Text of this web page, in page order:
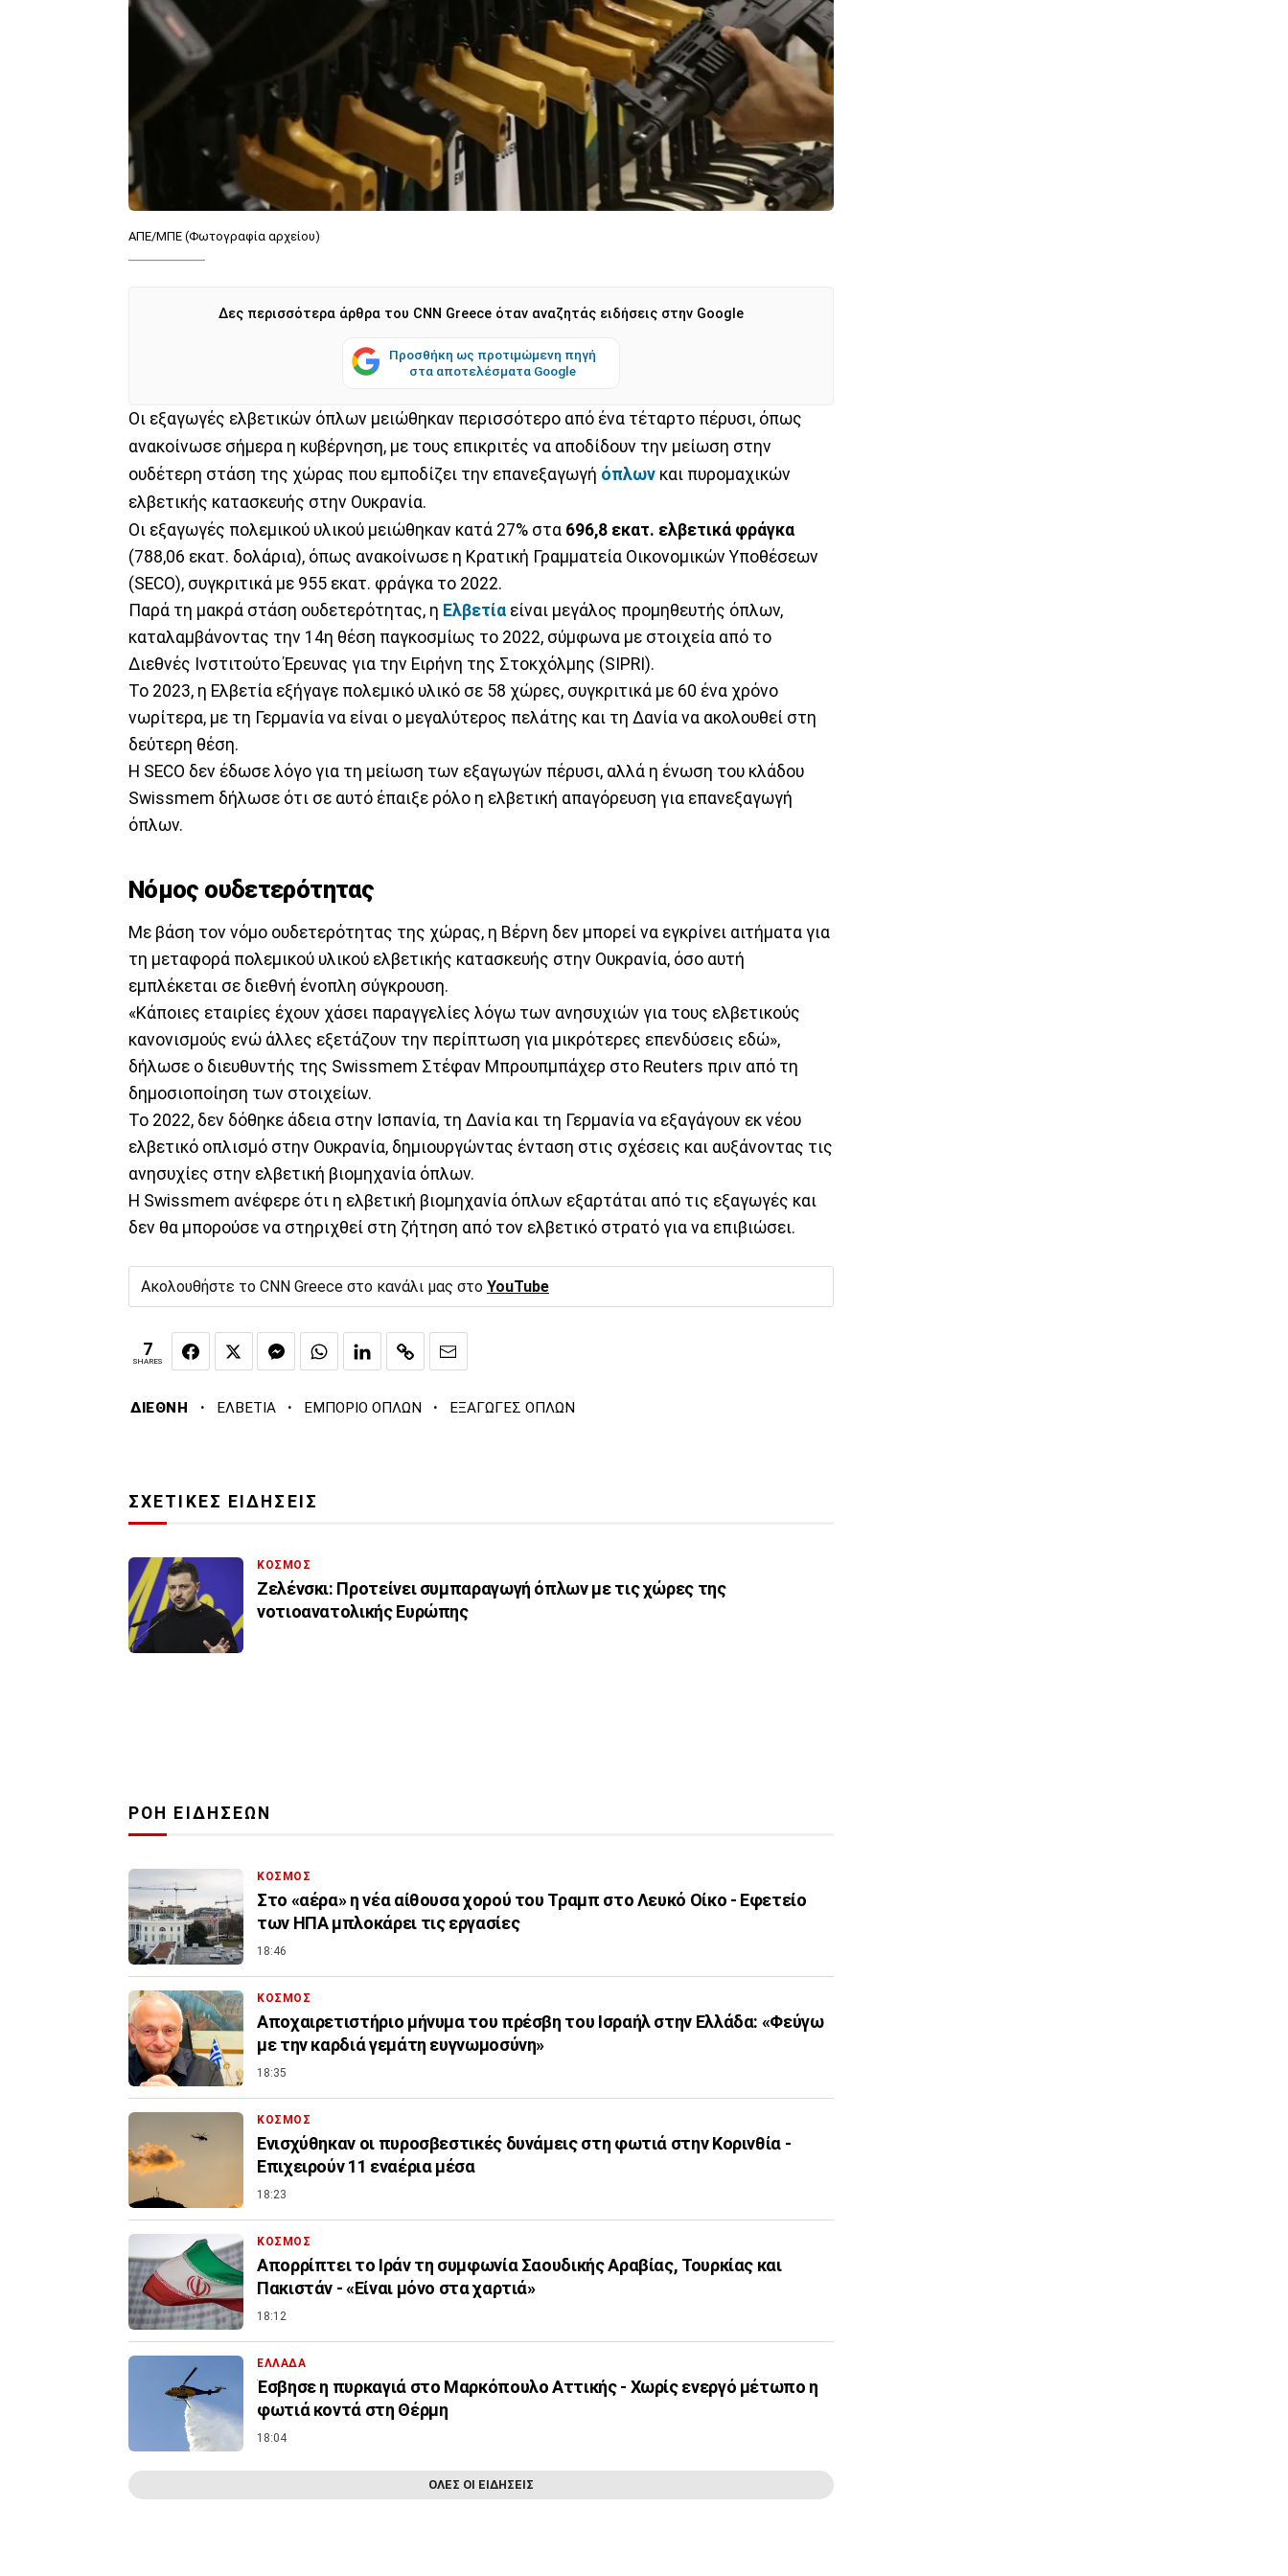
ΑΠΕ/ΜΠΕ (Φωτογραφία αρχείου)
Δες περισσότερα άρθρα του CNN Greece όταν αναζητάς ειδήσεις στην Google
Προσθήκη ως προτιμώμενη πηγή
στα αποτελέσματα Google
Οι εξαγωγές ελβετικών όπλων μειώθηκαν περισσότερο από ένα τέταρτο πέρυσι, όπως
ανακοίνωσε σήμερα η κυβέρνηση, με τους επικριτές να αποδίδουν την μείωση στην
ουδέτερη στάση της χώρας που εμποδίζει την επανεξαγωγή όπλων και πυρομαχικών
ελβετικής κατασκευής στην Ουκρανία.
Οι εξαγωγές πολεμικού υλικού μειώθηκαν κατά 27% στα 696,8 εκατ. ελβετικά φράγκα
(788,06 εκατ. δολάρια), όπως ανακοίνωσε η Κρατική Γραμματεία Οικονομικών Υποθέσεων
(SECO), συγκριτικά με 955 εκατ. φράγκα το 2022.
Παρά τη μακρά στάση ουδετερότητας, η Ελβετία είναι μεγάλος προμηθευτής όπλων,
καταλαμβάνοντας την 14η θέση παγκοσμίως το 2022, σύμφωνα με στοιχεία από το
Διεθνές Ινστιτούτο Έρευνας για την Ειρήνη της Στοκχόλμης (SIPRI).
Το 2023, η Ελβετία εξήγαγε πολεμικό υλικό σε 58 χώρες, συγκριτικά με 60 ένα χρόνο
νωρίτερα, με τη Γερμανία να είναι ο μεγαλύτερος πελάτης και τη Δανία να ακολουθεί στη
δεύτερη θέση.
Η SECO δεν έδωσε λόγο για τη μείωση των εξαγωγών πέρυσι, αλλά η ένωση του κλάδου
Swissmem δήλωσε ότι σε αυτό έπαιξε ρόλο η ελβετική απαγόρευση για επανεξαγωγή
όπλων.
Νόμος ουδετερότητας
Με βάση τον νόμο ουδετερότητας της χώρας, η Βέρνη δεν μπορεί να εγκρίνει αιτήματα για
τη μεταφορά πολεμικού υλικού ελβετικής κατασκευής στην Ουκρανία, όσο αυτή
εμπλέκεται σε διεθνή ένοπλη σύγκρουση.
«Κάποιες εταιρίες έχουν χάσει παραγγελίες λόγω των ανησυχιών για τους ελβετικούς
κανονισμούς ενώ άλλες εξετάζουν την περίπτωση για μικρότερες επενδύσεις εδώ»,
δήλωσε ο διευθυντής της Swissmem Στέφαν Μπρουπμπάχερ στο Reuters πριν από τη
δημοσιοποίηση των στοιχείων.
Το 2022, δεν δόθηκε άδεια στην Ισπανία, τη Δανία και τη Γερμανία να εξαγάγουν εκ νέου
ελβετικό οπλισμό στην Ουκρανία, δημιουργώντας ένταση στις σχέσεις και αυξάνοντας τις
ανησυχίες στην ελβετική βιομηχανία όπλων.
Η Swissmem ανέφερε ότι η ελβετική βιομηχανία όπλων εξαρτάται από τις εξαγωγές και
δεν θα μπορούσε να στηριχθεί στη ζήτηση από τον ελβετικό στρατό για να επιβιώσει.
Ακολουθήστε το CNN Greece στο κανάλι μας στο YouTube
7
SHARES
ΔΙΕΘΝΗ · ΕΛΒΕΤΙΑ · ΕΜΠΟΡΙΟ ΟΠΛΩΝ · ΕΞΑΓΩΓΕΣ ΟΠΛΩΝ
ΣΧΕΤΙΚΕΣ ΕΙΔΗΣΕΙΣ
ΚΟΣΜΟΣ
Ζελένσκι: Προτείνει συμπαραγωγή όπλων με τις χώρες της
νοτιοανατολικής Ευρώπης
ΡΟΗ ΕΙΔΗΣΕΩΝ
ΚΟΣΜΟΣ
Στο «αέρα» η νέα αίθουσα χορού του Τραμπ στο Λευκό Οίκο - Εφετείο
των ΗΠΑ μπλοκάρει τις εργασίες
18:46
ΚΟΣΜΟΣ
Αποχαιρετιστήριο μήνυμα του πρέσβη του Ισραήλ στην Ελλάδα: «Φεύγω
με την καρδιά γεμάτη ευγνωμοσύνη»
18:35
ΚΟΣΜΟΣ
Ενισχύθηκαν οι πυροσβεστικές δυνάμεις στη φωτιά στην Κορινθία -
Επιχειρούν 11 εναέρια μέσα
18:23
ΚΟΣΜΟΣ
Απορρίπτει το Ιράν τη συμφωνία Σαουδικής Αραβίας, Τουρκίας και
Πακιστάν - «Είναι μόνο στα χαρτιά»
18:12
ΕΛΛΑΔΑ
Έσβησε η πυρκαγιά στο Μαρκόπουλο Αττικής - Χωρίς ενεργό μέτωπο η
φωτιά κοντά στη Θέρμη
18:04
ΟΛΕΣ ΟΙ ΕΙΔΗΣΕΙΣ